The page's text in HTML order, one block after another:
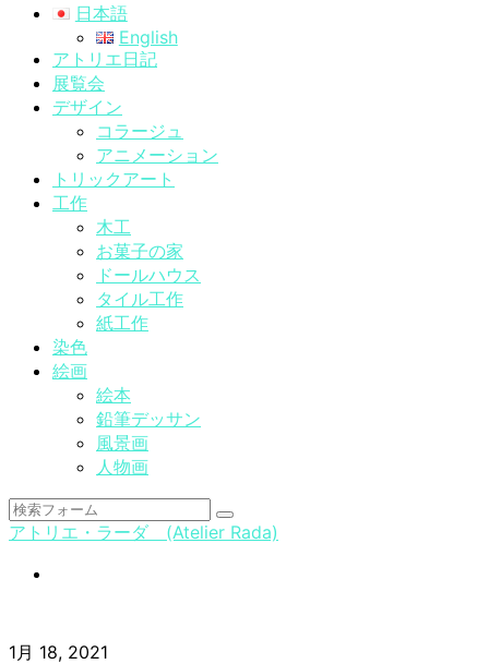
日本語
English
アトリエ日記
展覧会
デザイン
コラージュ
アニメーション
トリックアート
工作
木工
お菓子の家
ドールハウス
タイル工作
紙工作
染色
絵画
絵本
鉛筆デッサン
風景画
人物画
検
索
アトリエ・ラーダ (Atelier Rada)
1月 18, 2021